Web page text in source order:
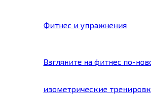
Фитнес и упражнения
Взгляните на фитнес по-
изометрические